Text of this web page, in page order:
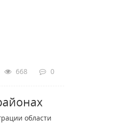
668 0
области